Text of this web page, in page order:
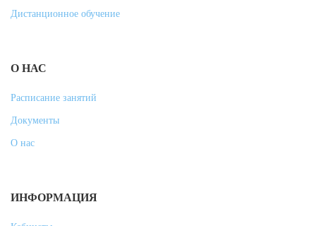
Дистанционное обучение
О НАС
Расписание занятий
Документы
О нас
ИНФОРМАЦИЯ